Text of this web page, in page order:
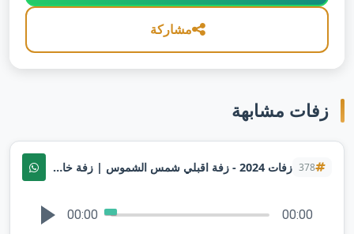
مشاركة
زفات مشابهة
378 زفات 2024 - زفة اقبلي شمس الشموس | زفة خاصه تنفيذ بالاسماء
00:00 00:00